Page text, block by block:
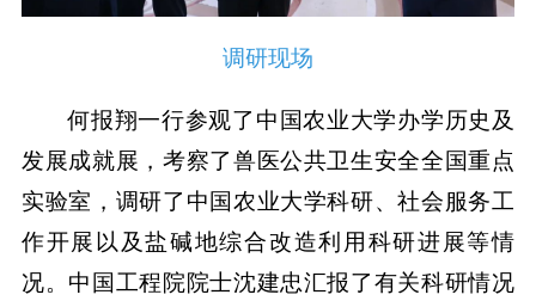
调研现场
何报翔一行参观了中国农业大学办学历史及
发展成就展，考察了兽医公共卫生安全全国重点
实验室，调研了中国农业大学科研、社会服务工
作开展以及盐碱地综合改造利用科研进展等情
况。中国工程院院士沈建忠汇报了有关科研情况